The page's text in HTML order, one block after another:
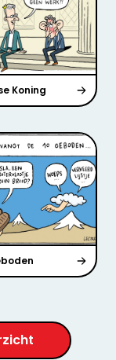
Koning